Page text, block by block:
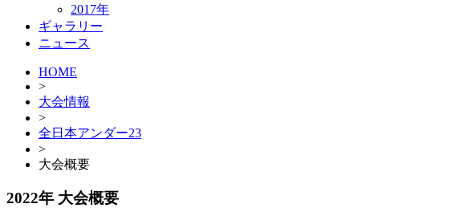
2017年
ギャラリー
ニュース
HOME
>
大会情報
>
全日本アンダー23
>
大会概要
2022年 大会概要